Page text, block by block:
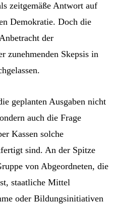
zeitgemäße Antwort auf
Demokratie. Doch die
der
zunehmenden Skepsis in
geplanten Ausgaben nicht
auch die Frage
Kassen solche
sind. An der Spitze
von Abgeordneten, die
staatliche Mittel
oder Bildungsinitiativen